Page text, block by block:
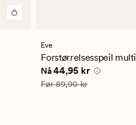
Eve
Forstørrelsesspeil multi
Nåværende pris
Nå44,95 kr
Vanlig pris 89,90 kr
Før89,90 kr